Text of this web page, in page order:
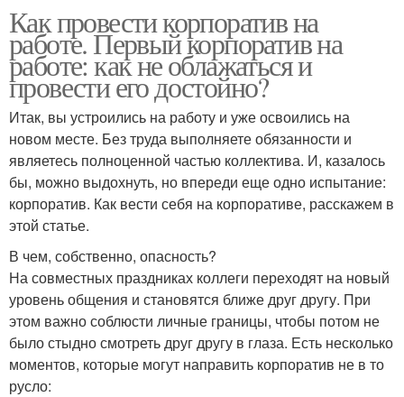
Как провести корпоратив на
работе. Первый корпоратив на
работе: как не облажаться и
провести его достойно?
Итак, вы устроились на работу и уже освоились на
новом месте. Без труда выполняете обязанности и
являетесь полноценной частью коллектива. И, казалось
бы, можно выдохнуть, но впереди еще одно испытание:
корпоратив. Как вести себя на корпоративе, расскажем в
этой статье.
В чем, собственно, опасность?
На совместных праздниках коллеги переходят на новый
уровень общения и становятся ближе друг другу. При
этом важно соблюсти личные границы, чтобы потом не
было стыдно смотреть друг другу в глаза. Есть несколько
моментов, которые могут направить корпоратив не в то
русло: